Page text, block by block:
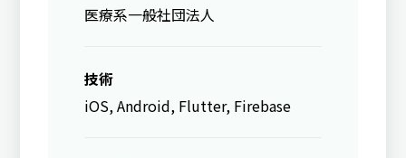
医療系一般社団法人
技術
iOS, Android, Flutter, Firebase